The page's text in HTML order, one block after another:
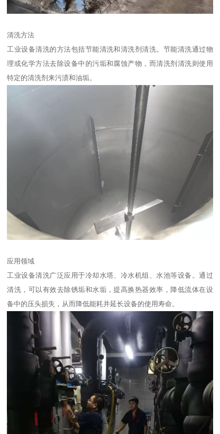
清洗方法
工业设备清洗的方法包括节能清洗和清洗剂清洗。节能清洗通过物
理或化学方法去除设备中的污垢和腐蚀产物，而清洗剂清洗则使用
特定的清洗剂来污渍和油垢。
应用领域
工业设备清洗广泛应用于冷却水塔、冷水机组、水池等设备。通过
清洗，可以有效去除锈垢和水垢，提高换热器效率，降低流体在设
备中的压头损失，从而降低能耗并延长设备的使用寿命。